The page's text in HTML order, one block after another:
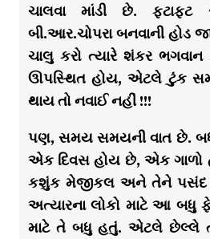
ચાલવા માંડી છે. ફટાફટ
બી.આર.ચોપરા બનવાની હોડ
ચાલુ કરો ત્યારે શંકર ભગવાન
ઊપસ્થિત હોય, એટલે ટુંક
થાય તો નવાઈ નહીં !!!
પણ, સમય સમયની વાત છે.
એક દિવસ હોય છે, એક ગાળો
કશુંક મેજીકલ અને તેને
અત્યારના લોકો માટે આ
માટે તે બધુ હતું. એટલે છેલ્લે